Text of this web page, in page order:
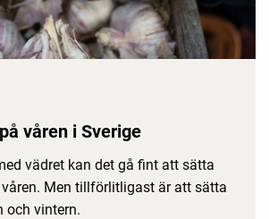
våren i Sverige
vädret kan det gå fint att sätta
Men tillförlitligast är att sätta
och vintern.